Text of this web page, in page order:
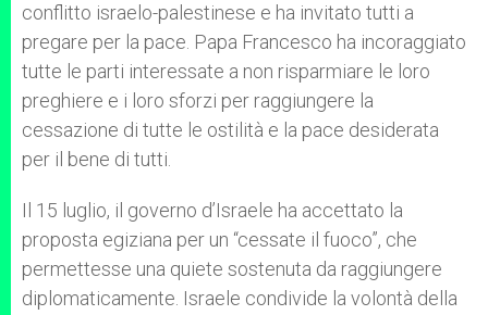
conflitto israelo-palestinese e ha invitato tutti a
pregare per la pace. Papa Francesco ha incoraggiato
tutte le parti interessate a non risparmiare le loro
preghiere e i loro sforzi per raggiungere la
cessazione di tutte le ostilità e la pace desiderata
per il bene di tutti.
Il 15 luglio, il governo d’Israele ha accettato la
proposta egiziana per un “cessate il fuoco”, che
permettesse una quiete sostenuta da raggiungere
diplomaticamente. Israele condivide la volontà della